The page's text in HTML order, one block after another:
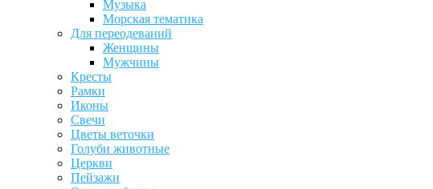
Музыка
Морская тематика
Для переодеваний
Женщины
Мужчины
Кресты
Рамки
Иконы
Свечи
Цветы веточки
Голуби животные
Церкви
Пейзажи